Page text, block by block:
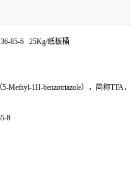
85-6 25Kg/纸板桶
Methyl-1H-benzotriazole），简称
8